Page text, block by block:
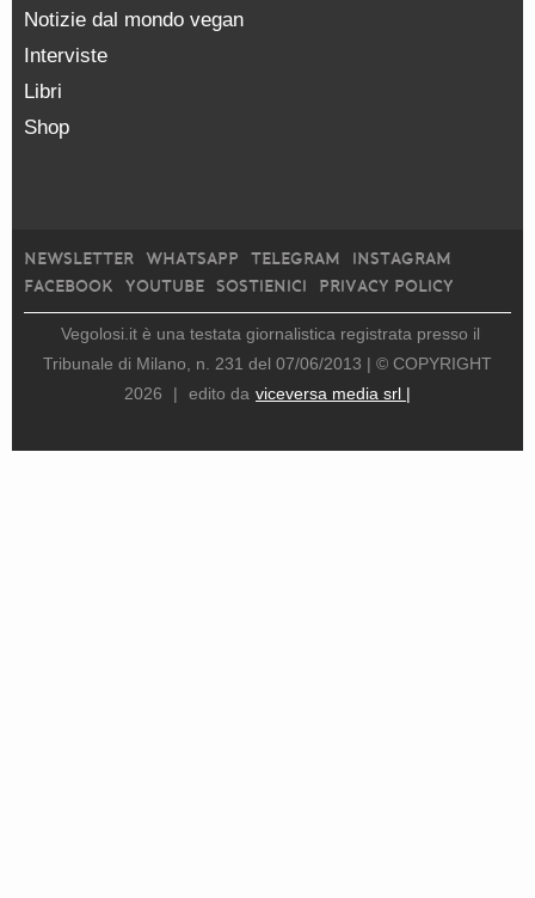
Notizie dal mondo vegan
Interviste
Libri
Shop
NEWSLETTER WHATSAPP TELEGRAM
INSTAGRAM
FACEBOOK
YOUTUBE SOSTIENICI PRIVACY POLICY
Vegolosi.it è una testata giornalistica registrata presso il
Tribunale di Milano, n. 231 del 07/06/2013 | © COPYRIGHT
2026
| edito da viceversa media srl |